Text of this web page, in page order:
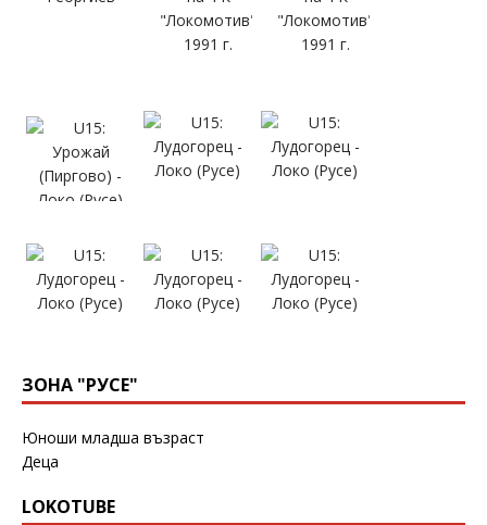
ЗОНА "РУСЕ"
Юноши младша възраст
Деца
LOKOTUBE